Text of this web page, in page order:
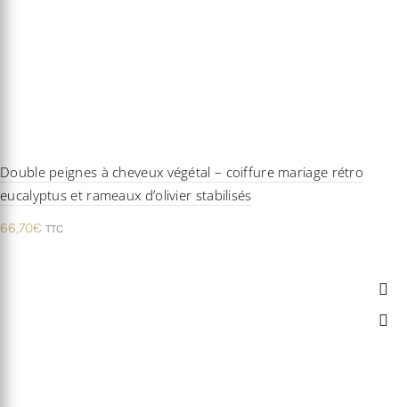
Double peignes à cheveux végétal – coiffure mariage rétro
eucalyptus et rameaux d’olivier stabilisés
66,70€ TTC